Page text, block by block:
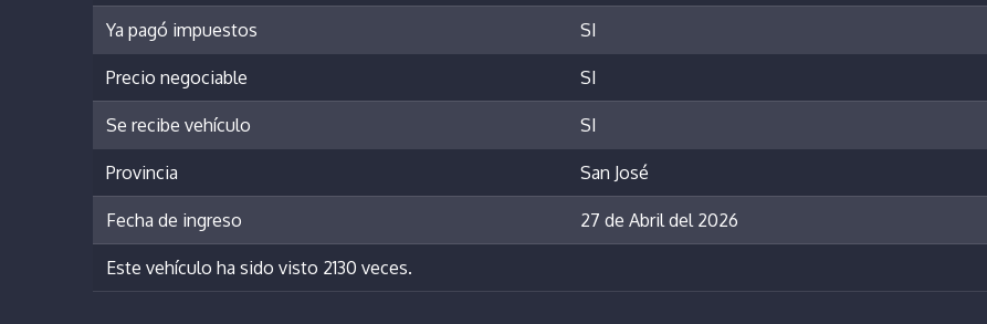
Ya pagó impuestos SI
Precio negociable SI
Se recibe vehículo SI
Provincia San José
Fecha de ingreso 27 de Abril del 2026
Este vehículo ha sido visto 2130 veces.